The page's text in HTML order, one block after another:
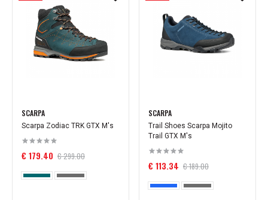
SCARPA
Scarpa Zodiac TRK GTX M's
€ 179.40 € 299.00
SCARPA
Trail Shoes Scarpa Mojito
Trail GTX M's
€ 113.34 € 189.00